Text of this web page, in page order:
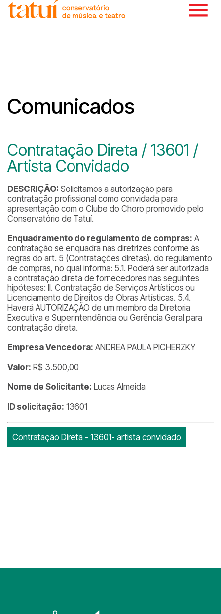
Comunicados
Contratação Direta / 13601 /
Artista Convidado
DESCRIÇÃO: Solicitamos a autorização para
contratação profissional como convidada para
apresentação com o Clube do Choro promovido pelo
Conservatório de Tatuí.
Enquadramento do regulamento de compras: A
contratação se enquadra nas diretrizes conforme às
regras do art. 5 (Contratações diretas). do regulamento
de compras, no qual informa: 5.1. Poderá ser autorizada
a contratação direta de fornecedores nas seguintes
hipóteses: II. Contratação de Serviços Artísticos ou
Licenciamento de Direitos de Obras Artísticas. 5.4.
Haverá AUTORIZAÇÃO de um membro da Diretoria
Executiva e Superintendência ou Gerência Geral para
contratação direta.
Empresa Vencedora: ANDREA PAULA PICHERZKY
Valor: R$ 3.500,00
Nome de Solicitante: Lucas Almeida
ID solicitação: 13601
Contratação Direta - 13601- artista convidado